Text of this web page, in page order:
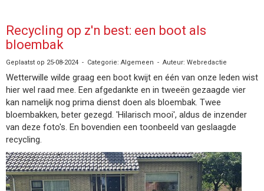
Recycling op z'n best: een boot als
bloembak
Geplaatst op 25-08-2024 - Categorie: Algemeen - Auteur: Webredactie
Wetterwille wilde graag een boot kwijt en één van onze leden wist
hier wel raad mee. Een afgedankte en in tweeën gezaagde vier
kan namelijk nog prima dienst doen als bloembak. Twee
bloembakken, beter gezegd. 'Hilarisch mooi', aldus de inzender
van deze foto's. En bovendien een toonbeeld van geslaagde
recycling.